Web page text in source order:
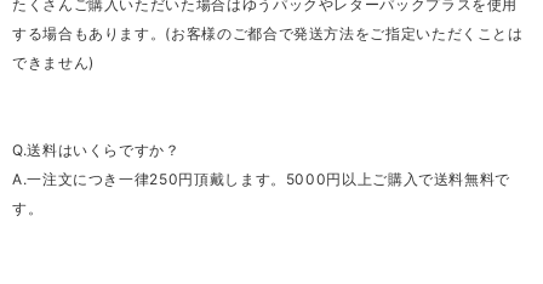
たくさんご購入いただいた場合はゆうパックやレターパックプラスを使用
する場合もあります。(お客様のご都合で発送方法をご指定いただくことは
できません)
Q.送料はいくらですか？
A.一注文につき一律250円頂戴します。5000円以上ご購入で送料無料で
す。